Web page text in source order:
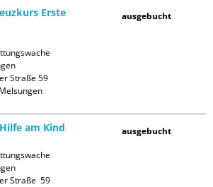
Erste
Straße 59
ausgebucht
am Kind
Straße  59
ausgebucht